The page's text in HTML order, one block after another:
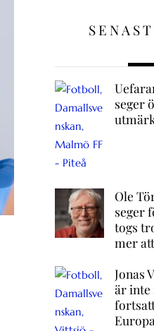
seger
Ole
seger
togs
mer
Jonas
är inte